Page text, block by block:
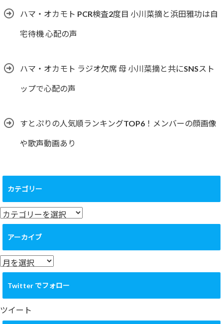
ハマ・オカモト PCR検査2度目 小川菜摘と浜田雅功は自
宅待機 心配の声
ハマ・オカモト ラジオ欠席 母 小川菜摘と共にSNSスト
ップで心配の声
すとぷりの人気順ランキングTOP6！メンバーの顔画像
や歌声動画あり
カテゴリー
カ
テ
リ
ー
アーカイブ
ア
ー
イ
ブ
Twitter でフォロー
ツイート